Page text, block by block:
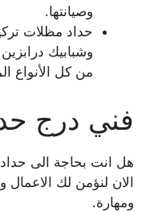
وصيانتها.
حداد مظلات
وشبابيك
من كل الأنواع
فني درج
هل انت بحاجة الى حداد
الان لنؤمن لك الاعمال
ومهارة.